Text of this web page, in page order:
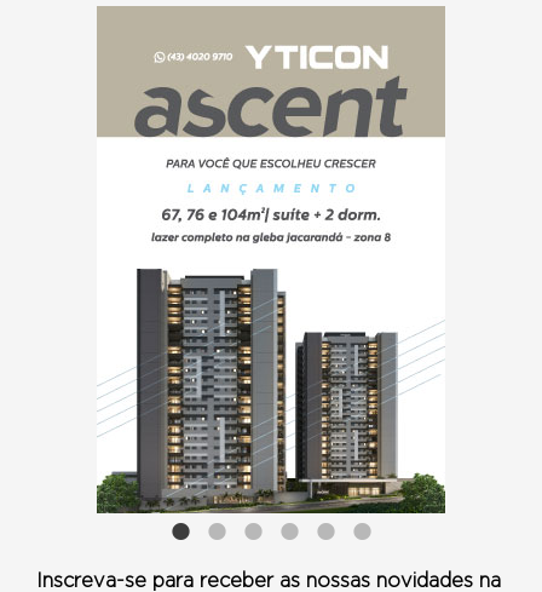
Inscreva-se para receber as nossas novidades na